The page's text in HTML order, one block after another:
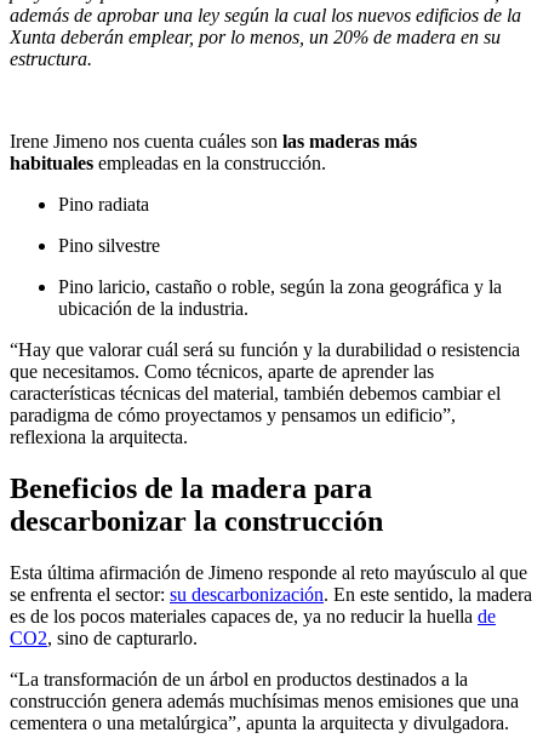
además de aprobar una ley según la cual los nuevos edificios de la
Xunta deberán emplear, por lo menos, un 20% de madera en su
estructura.
Irene Jimeno nos cuenta cuáles son las maderas más
habituales empleadas en la construcción.
Pino radiata
Pino silvestre
Pino laricio, castaño o roble, según la zona geográfica y la
ubicación de la industria.
“Hay que valorar cuál será su función y la durabilidad o resistencia
que necesitamos. Como técnicos, aparte de aprender las
características técnicas del material, también debemos cambiar el
paradigma de cómo proyectamos y pensamos un edificio”,
reflexiona la arquitecta.
Beneficios de la madera para
descarbonizar la construcción
Esta última afirmación de Jimeno responde al reto mayúsculo al que
se enfrenta el sector: su descarbonización. En este sentido, la madera
es de los pocos materiales capaces de, ya no reducir la huella de
CO2, sino de capturarlo.
“La transformación de un árbol en productos destinados a la
construcción genera además muchísimas menos emisiones que una
cementera o una metalúrgica”, apunta la arquitecta y divulgadora.